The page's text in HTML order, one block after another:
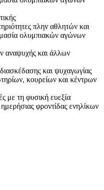
πλην αθλητών και
ολυμπιακών αγώνων
αναψυχής και άλλων
και ψυχαγωγίας
κουρείων και κέντρων
με τη φυσική ευεξία
φροντίδας ενηλίκων